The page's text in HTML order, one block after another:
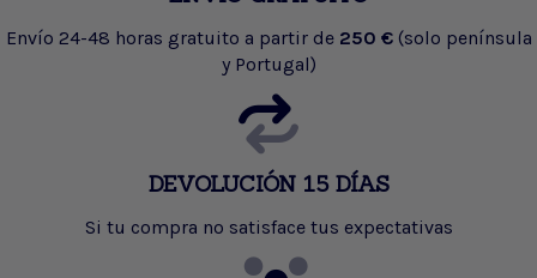
Envío 24-48 horas gratuito a partir de 250 € (solo península
y Portugal)
DEVOLUCIÓN 15 DÍAS
Si tu compra no satisface tus expectativas